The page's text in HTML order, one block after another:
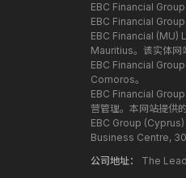
EBC Financial
EBC Financial
EBC Financial (MU)
Mauritius。该实体网
EBC Financial
Comoros。
EBC Financial
营管理。本网站提供
EBC Group
Business Centre,
公司地址：
The